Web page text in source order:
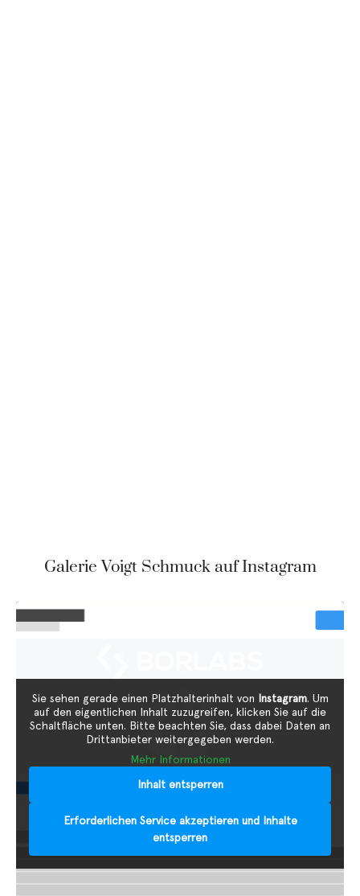
Galerie Voigt Schmuck auf Instagram
Sie sehen gerade einen Platzhalterinhalt von Instagram. Um
auf den eigentlichen Inhalt zuzugreifen, klicken Sie auf die
Schaltfläche unten. Bitte beachten Sie, dass dabei Daten an
Drittanbieter weitergegeben werden.
Mehr Informationen
Inhalt entsperren
Erforderlichen Service akzeptieren und Inhalte
entsperren